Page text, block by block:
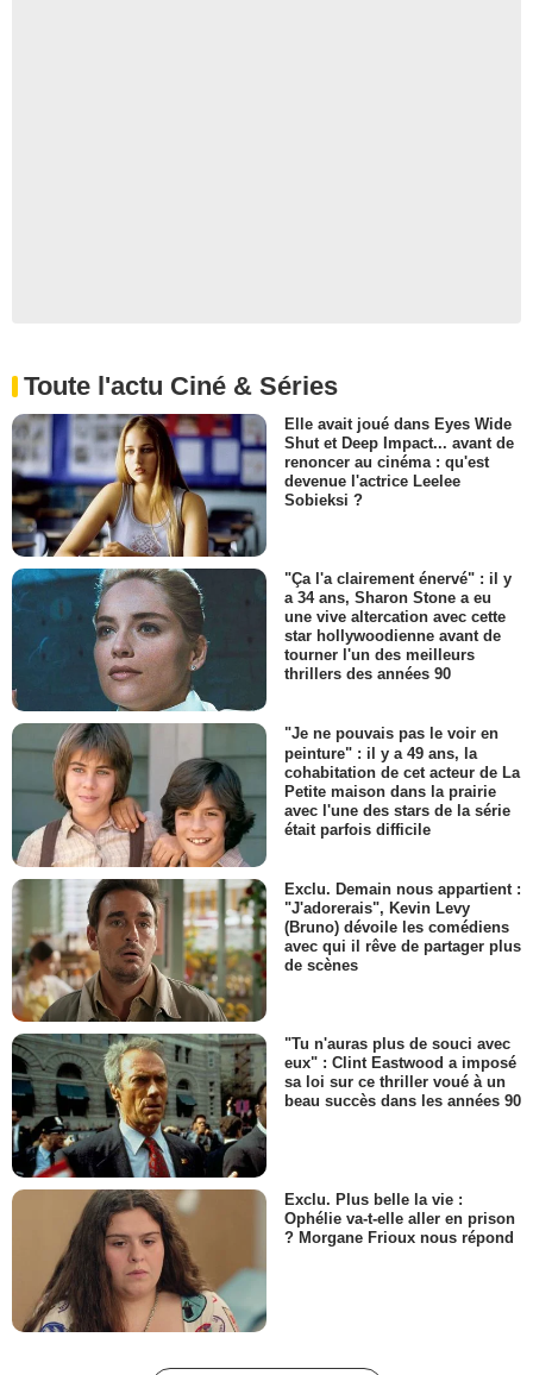
Toute l'actu Ciné & Séries
Elle avait joué dans Eyes Wide
Shut et Deep Impact... avant de
renoncer au cinéma : qu'est
devenue l'actrice Leelee
Sobieksi ?
"Ça l'a clairement énervé" : il y
a 34 ans, Sharon Stone a eu
une vive altercation avec cette
star hollywoodienne avant de
tourner l'un des meilleurs
thrillers des années 90
"Je ne pouvais pas le voir en
peinture" : il y a 49 ans, la
cohabitation de cet acteur de La
Petite maison dans la prairie
avec l'une des stars de la série
était parfois difficile
Exclu. Demain nous appartient :
"J'adorerais", Kevin Levy
(Bruno) dévoile les comédiens
avec qui il rêve de partager plus
de scènes
"Tu n'auras plus de souci avec
eux" : Clint Eastwood a imposé
sa loi sur ce thriller voué à un
beau succès dans les années 90
Exclu. Plus belle la vie :
Ophélie va-t-elle aller en prison
? Morgane Frioux nous répond